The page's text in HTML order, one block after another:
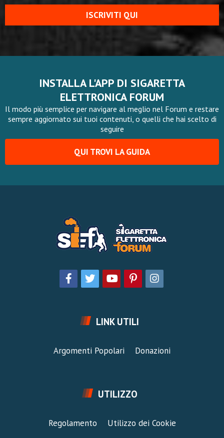
ISCRIVITI QUI
INSTALLA L'APP DI SIGARETTA
ELETTRONICA FORUM
Il modo più semplice per navigare al meglio nel Forum e restare
sempre aggiornato sui tuoi contenuti, o quelli che hai scelto di
seguire
QUI TROVI LA GUIDA
LINK UTILI
Argomenti Popolari Donazioni
UTILIZZO
Regolamento
Utilizzo dei Cookie